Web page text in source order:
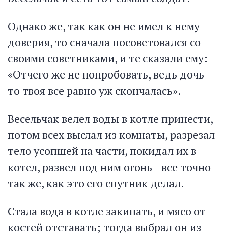
Однако же, так как он не имел к нему
доверия, то сначала посоветовался со
своими советниками, и те сказали ему:
«Отчего же не попробовать, ведь дочь-
то твоя все равно уж скончалась».
Весельчак велел воды в котле принести,
потом всех выслал из комнаты, разрезал
тело усопшей на части, покидал их в
котел, развел под ним огонь - все точно
так же, как это его спутник делал.
Стала вода в котле закипать, и мясо от
костей отставать; тогда выбрал он из